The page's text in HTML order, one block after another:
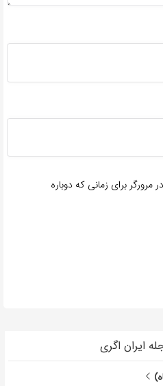
برای زمانی که دوباره
ایران اگری